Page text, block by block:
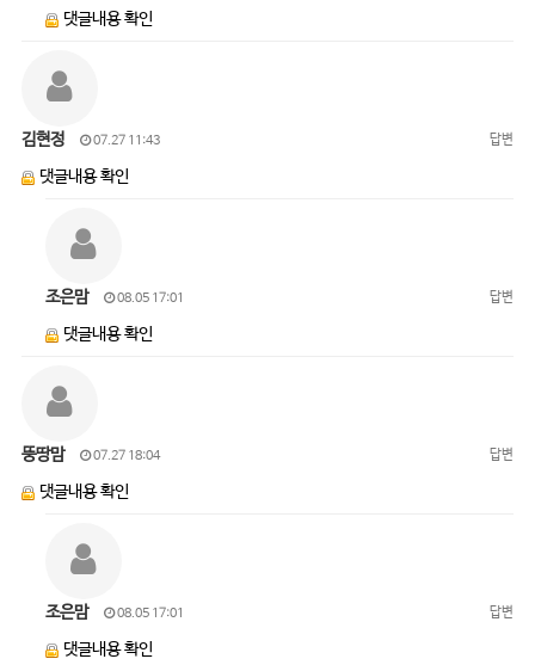
댓글내용 확인
김현정 07.27 11:43 답변
댓글내용 확인
조은맘 08.05 17:01 답변
댓글내용 확인
뚱땅맘 07.27 18:04 답변
댓글내용 확인
조은맘 08.05 17:01 답변
댓글내용 확인